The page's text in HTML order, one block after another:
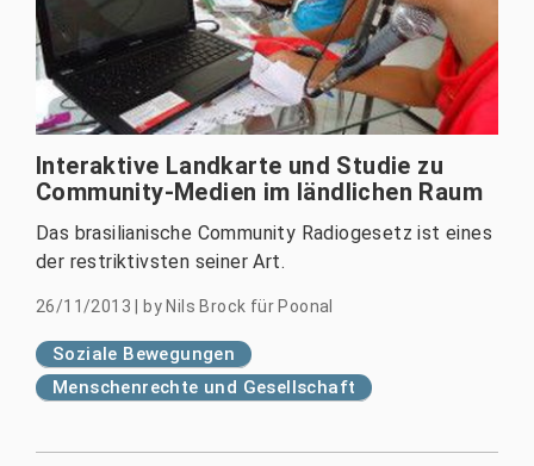
Interaktive Landkarte und Studie zu
Community-Medien im ländlichen Raum
Das brasilianische Community Radiogesetz ist eines
der restriktivsten seiner Art.
26/11/2013 by Nils Brock für Poonal
Soziale Bewegungen
Menschenrechte und Gesellschaft